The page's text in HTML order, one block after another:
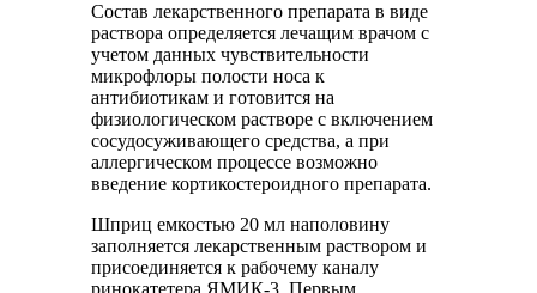
Состав лекарственного препарата в виде
раствора определяется лечащим врачом с
учетом данных чувствительности
микрофлоры полости носа к
антибиотикам и готовится на
физиологическом растворе с включением
сосудосуживающего средства, а при
аллергическом процессе возможно
введение кортикостероидного препарата.
Шприц емкостью 20 мл наполовину
заполняется лекарственным раствором и
присоединяется к рабочему каналу